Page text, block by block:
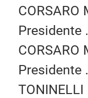
Presidente
Presidente